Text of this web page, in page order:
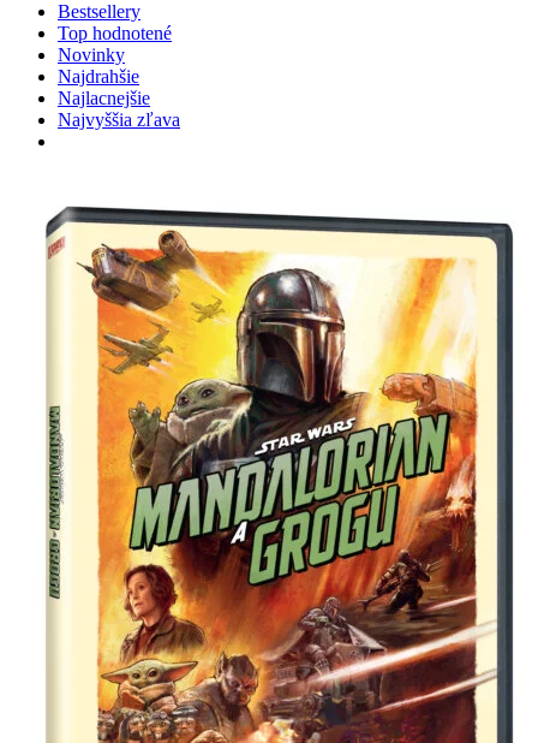
Bestsellery
Top hodnotené
Novinky
Najdrahšie
Najlacnejšie
Najvyššia zľava